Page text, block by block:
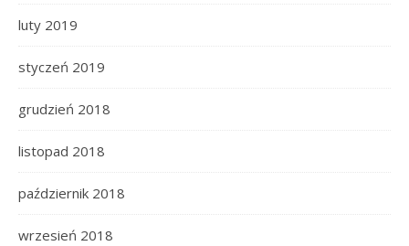
luty 2019
styczeń 2019
grudzień 2018
listopad 2018
październik 2018
wrzesień 2018